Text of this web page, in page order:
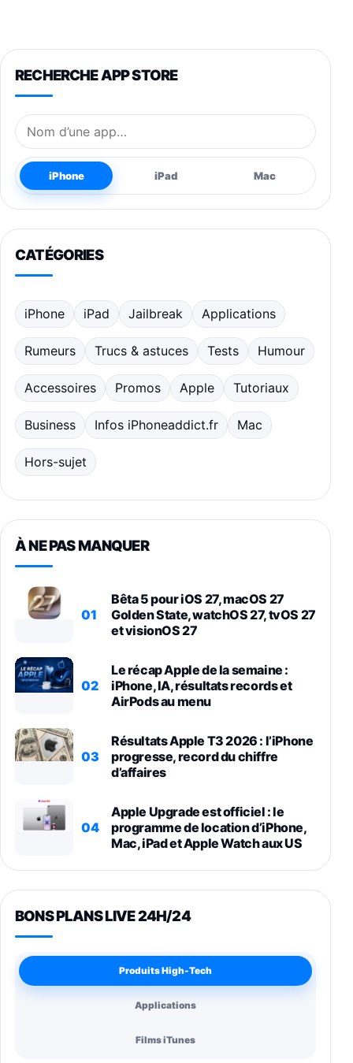
RECHERCHE APP STORE
Nom de l’application
iPhone iPad Mac
CATÉGORIES
iPhone iPad Jailbreak Applications
Rumeurs Trucs & astuces Tests Humour
Accessoires Promos Apple Tutoriaux
Business Infos iPhoneaddict.fr Mac
Hors-sujet
À NE PAS MANQUER
01
Bêta 5 pour iOS 27, macOS 27
Golden State, watchOS 27, tvOS 27
et visionOS 27
02
Le récap Apple de la semaine :
iPhone, IA, résultats records et
AirPods au menu
03
Résultats Apple T3 2026 : l’iPhone
progresse, record du chiffre
d’affaires
04
Apple Upgrade est officiel : le
programme de location d’iPhone,
Mac, iPad et Apple Watch aux US
BONS PLANS LIVE 24H/24
Produits High-Tech
Applications
Films iTunes